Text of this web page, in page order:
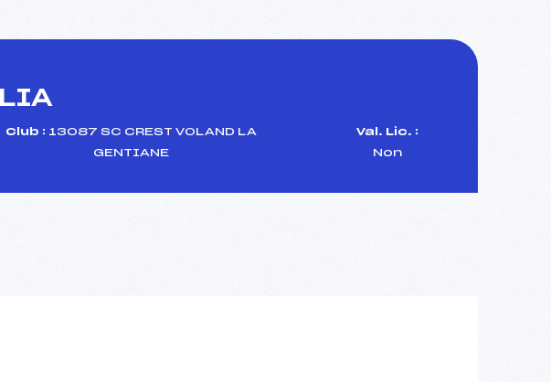
Club : 13087 SC CREST VOLAND LA
GENTIANE
Val. Lic. :
Non